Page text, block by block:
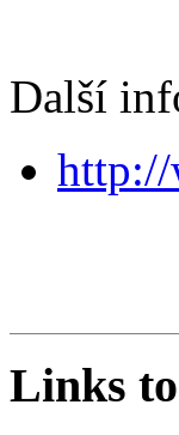
Další
http://
Links